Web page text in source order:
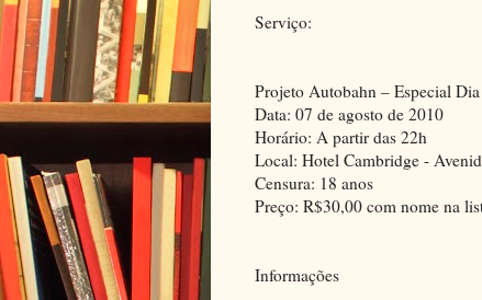
Serviço:
Projeto Autobahn – Especial
Data: 07 de agosto de 2010
Horário: A partir das 22h
Local: Hotel Cambridge -
Censura: 18 anos
Preço: R$30,00 com nome na
Informações